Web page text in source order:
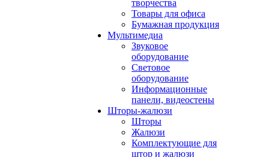
творчества
Товары для офиса
Бумажная продукция
Мультимедиа
Звуковое
оборудование
Световое
оборудование
Информационные
панели, видеостены
Шторы-жалюзи
Шторы
Жалюзи
Комплектующие для
штор и жалюзи